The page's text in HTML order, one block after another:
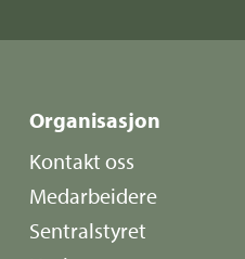
Organisasjon
Kontakt oss
Medarbeidere
Sentralstyret